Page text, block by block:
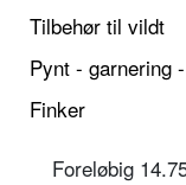
Tilbehør til vildt
Pynt - garnering
Finker
Foreløbig